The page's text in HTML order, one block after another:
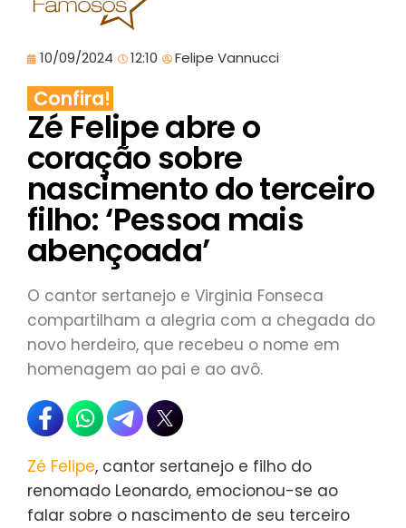
10/09/2024 12:10 Felipe Vannucci
Confira!
Zé Felipe abre o
coração sobre
nascimento do terceiro
filho: ‘Pessoa mais
abençoada’
O cantor sertanejo e Virginia Fonseca
compartilham a alegria com a chegada do
novo herdeiro, que recebeu o nome em
homenagem ao pai e ao avô.
Zé Felipe, cantor sertanejo e filho do
renomado Leonardo, emocionou-se ao
falar sobre o nascimento de seu terceiro